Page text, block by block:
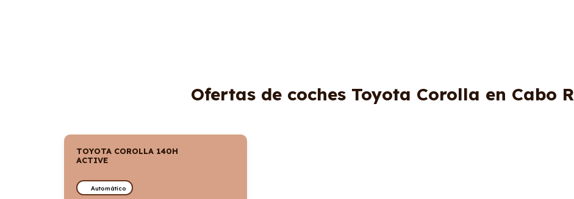
Ofertas de coches Toyota Corolla en Cabo
TOYOTA COROLLA 140H
ACTIVE
Automático